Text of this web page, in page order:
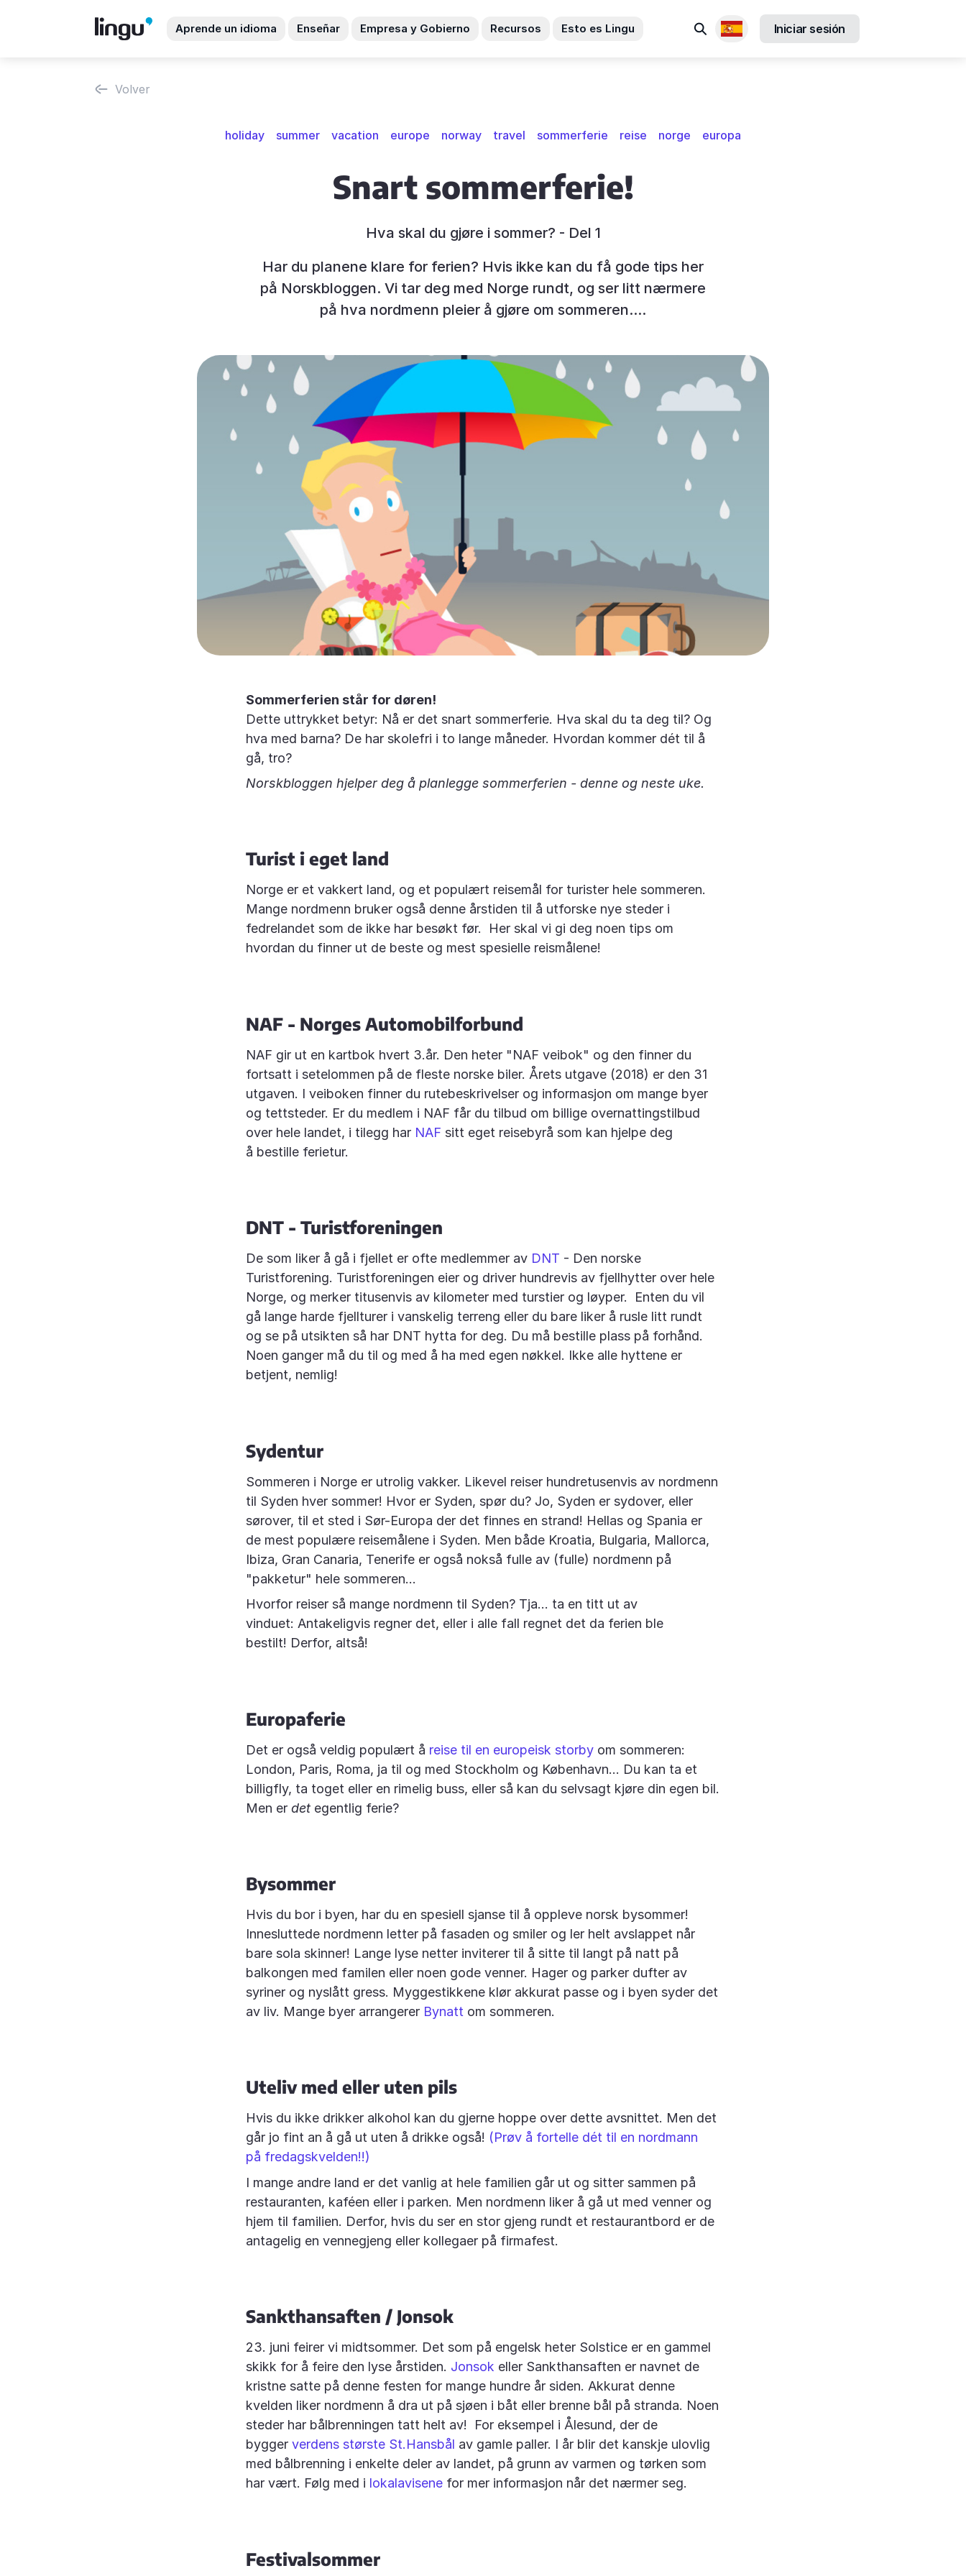
Aprende un idioma Enseñar Empresa y Gobierno Recursos Esto es Lingu Buscar
Locales disponibles
Iniciar sesión
Volver
holiday summer vacation europe norway travel sommerferie reise norge europa
Snart sommerferie!
Hva skal du gjøre i sommer? - Del 1
Har du planene klare for ferien? Hvis ikke kan du få gode tips her
på Norskbloggen. Vi tar deg med Norge rundt, og ser litt nærmere
på hva nordmenn pleier å gjøre om sommeren....
Sommerferien står for døren!
Dette uttrykket betyr: Nå er det snart sommerferie. Hva skal du ta deg til? Og
hva med barna? De har skolefri i to lange måneder. Hvordan kommer dét til å
gå, tro?
Norskbloggen hjelper deg å planlegge sommerferien - denne og neste uke.
Turist i eget land
Norge er et vakkert land, og et populært reisemål for turister hele sommeren.
Mange nordmenn bruker også denne årstiden til å utforske nye steder i
fedrelandet som de ikke har besøkt før. Her skal vi gi deg noen tips om
hvordan du finner ut de beste og mest spesielle reismålene!
NAF - Norges Automobilforbund
NAF gir ut en kartbok hvert 3.år. Den heter "NAF veibok" og den finner du
fortsatt i setelommen på de fleste norske biler. Årets utgave (2018) er den 31
utgaven. I veiboken finner du rutebeskrivelser og informasjon om mange byer
og tettsteder. Er du medlem i NAF får du tilbud om billige overnattingstilbud
over hele landet, i tilegg har NAF sitt eget reisebyrå som kan hjelpe deg
å bestille ferietur.
DNT - Turistforeningen
De som liker å gå i fjellet er ofte medlemmer av DNT - Den norske
Turistforening. Turistforeningen eier og driver hundrevis av fjellhytter over hele
Norge, og merker titusenvis av kilometer med turstier og løyper. Enten du vil
gå lange harde fjellturer i vanskelig terreng eller du bare liker å rusle litt rundt
og se på utsikten så har DNT hytta for deg. Du må bestille plass på forhånd.
Noen ganger må du til og med å ha med egen nøkkel. Ikke alle hyttene er
betjent, nemlig!
Sydentur
Sommeren i Norge er utrolig vakker. Likevel reiser hundretusenvis av nordmenn
til Syden hver sommer! Hvor er Syden, spør du? Jo, Syden er sydover, eller
sørover, til et sted i Sør-Europa der det finnes en strand! Hellas og Spania er
de mest populære reisemålene i Syden. Men både Kroatia, Bulgaria, Mallorca,
Ibiza, Gran Canaria, Tenerife er også nokså fulle av (fulle) nordmenn på
"pakketur" hele sommeren...
Hvorfor reiser så mange nordmenn til Syden? Tja... ta en titt ut av
vinduet: Antakeligvis regner det, eller i alle fall regnet det da ferien ble
bestilt! Derfor, altså!
Europaferie
Det er også veldig populært å reise til en europeisk storby om sommeren:
London, Paris, Roma, ja til og med Stockholm og København... Du kan ta et
billigfly, ta toget eller en rimelig buss, eller så kan du selvsagt kjøre din egen bil.
Men er det egentlig ferie?
Bysommer
Hvis du bor i byen, har du en spesiell sjanse til å oppleve norsk bysommer!
Innesluttede nordmenn letter på fasaden og smiler og ler helt avslappet når
bare sola skinner! Lange lyse netter inviterer til å sitte til langt på natt på
balkongen med familen eller noen gode venner. Hager og parker dufter av
syriner og nyslått gress. Myggestikkene klør akkurat passe og i byen syder det
av liv. Mange byer arrangerer Bynatt om sommeren.
Uteliv med eller uten pils
Hvis du ikke drikker alkohol kan du gjerne hoppe over dette avsnittet. Men det
går jo fint an å gå ut uten å drikke også! (Prøv å fortelle dét til en nordmann
på fredagskvelden!!)
I mange andre land er det vanlig at hele familien går ut og sitter sammen på
restauranten, kaféen eller i parken. Men nordmenn liker å gå ut med venner og
hjem til familien. Derfor, hvis du ser en stor gjeng rundt et restaurantbord er de
antagelig en vennegjeng eller kollegaer på firmafest.
Sankthansaften / Jonsok
23. juni feirer vi midtsommer. Det som på engelsk heter Solstice er en gammel
skikk for å feire den lyse årstiden. Jonsok eller Sankthansaften er navnet de
kristne satte på denne festen for mange hundre år siden. Akkurat denne
kvelden liker nordmenn å dra ut på sjøen i båt eller brenne bål på stranda. Noen
steder har bålbrenningen tatt helt av! For eksempel i Ålesund, der de
bygger verdens største St.Hansbål av gamle paller. I år blir det kanskje ulovlig
med bålbrenning i enkelte deler av landet, på grunn av varmen og tørken som
har vært. Følg med i lokalavisene for mer informasjon når det nærmer seg.
Festivalsommer